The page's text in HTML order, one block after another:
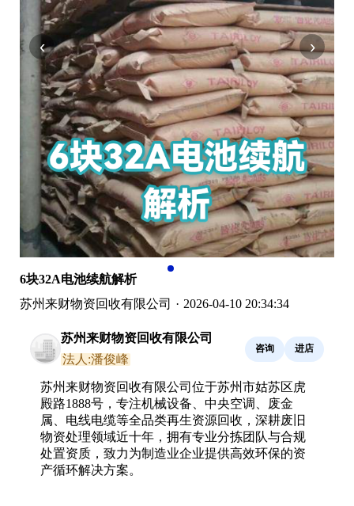
‹ ›
6块32A电池续航解析
苏州来财物资回收有限公司 · 2026-04-10 20:34:34
苏州来财物资回收有限公司
法人:潘俊峰
咨询 进店
苏州来财物资回收有限公司位于苏州市姑苏区虎
殿路1888号，专注机械设备、中央空调、废金
属、电线电缆等全品类再生资源回收，深耕废旧
物资处理领域近十年，拥有专业分拣团队与合规
处置资质，致力为制造业企业提供高效环保的资
产循环解决方案。